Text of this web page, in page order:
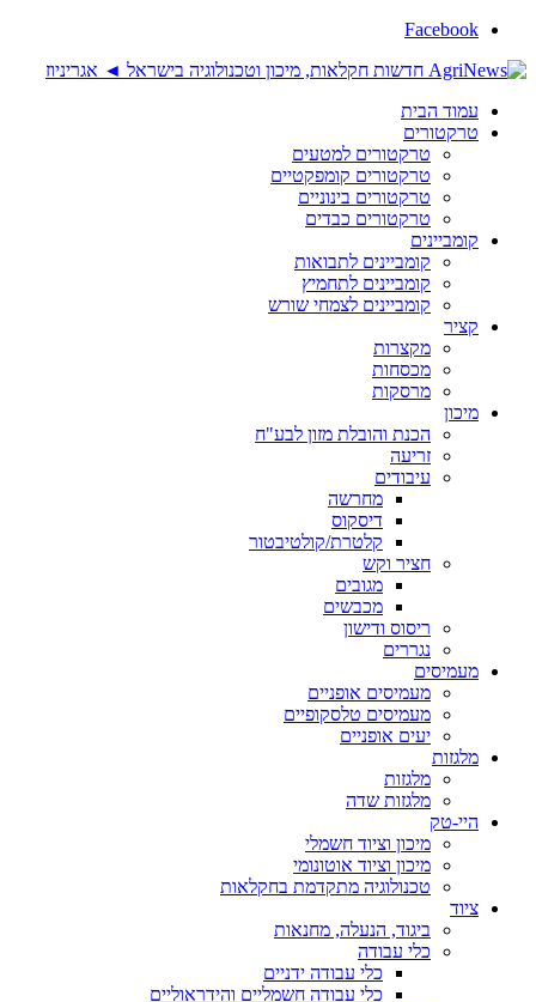
Facebook
עמוד הבית
טרקטורים
טרקטורים למטעים
טרקטורים קומפקטיים
טרקטורים בינוניים
טרקטורים כבדים
קומביינים
קומביינים לתבואות
קומביינים לתחמיץ
קומביינים לצמחי שורש
קציר
מקצרות
מכסחות
מרסקות
מיכון
הכנת והובלת מזון לבע"ח
זריעה
עיבודים
מחרשה
דיסקוס
קלטרת/קולטיבטור
חציר וקש
מגובים
מכבשים
ריסוס ודישון
נגררים
מעמיסים
מעמיסים אופניים
מעמיסים טלסקופיים
יעים אופניים
מלגזות
מלגזות
מלגזות שדה
היי-טק
מיכון וציוד חשמלי
מיכון וציוד אוטונומי
טכנולוגיה מתקדמת בחקלאות
ציוד
ביגוד, הנעלה, מחנאות
כלי עבודה
כלי עבודה ידניים
כלי עבודה חשמליים והידראוליים